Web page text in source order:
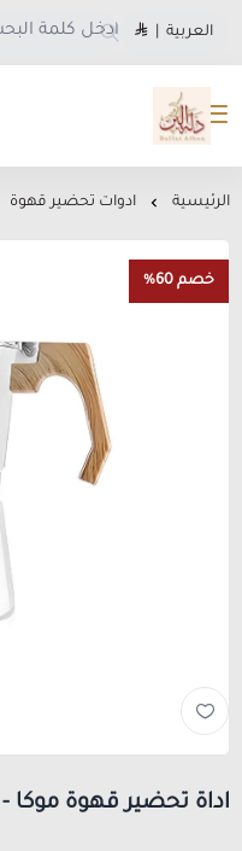
العربية
متجر دلة البن
الرئيسية ادوات تحضير قهوة
خصم 60%
اداة تحضير قهوة موكا